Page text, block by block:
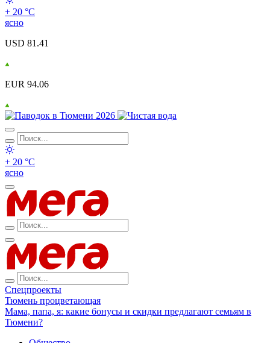
+ 20 °С
ясно
USD 81.41
EUR 94.06
+ 20 °С
ясно
Спецпроекты
Тюмень процветающая
Мама, папа, я: какие бонусы и скидки предлагают семьям в
Тюмени?